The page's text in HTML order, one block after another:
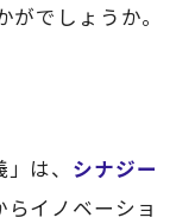
でしょうか。
は、 シナジー
らイノベーショ